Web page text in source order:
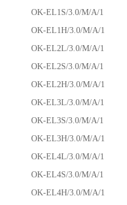
OK-EL1S/3.0/M/A/1
OK-EL1H/3.0/M/A/1
OK-EL2L/3.0/M/A/1
OK-EL2S/3.0/M/A/1
OK-EL2H/3.0/M/A/1
OK-EL3L/3.0/M/A/1
OK-EL3S/3.0/M/A/1
OK-EL3H/3.0/M/A/1
OK-EL4L/3.0/M/A/1
OK-EL4S/3.0/M/A/1
OK-EL4H/3.0/M/A/1